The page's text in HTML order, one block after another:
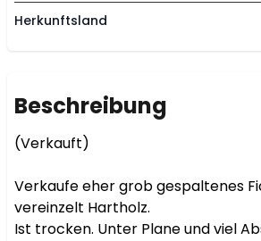
Herkunftsland
Beschreibung
(Verkauft)
Verkaufe eher grob gespaltenes
vereinzelt Hartholz.
Ist trocken. Unter Plane und viel